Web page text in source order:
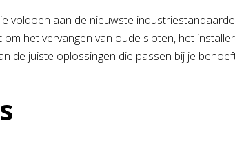
voldoen aan de nieuwste
het vervangen van oude sloten, het
de juiste oplossingen die passen bij je